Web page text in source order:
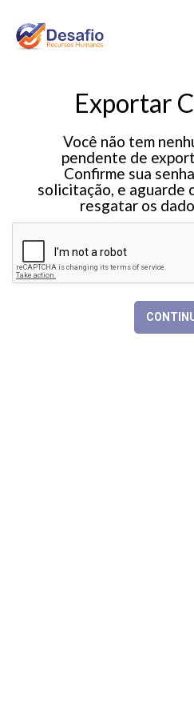
Exportar
Você não tem
pendente de
Confirme sua
solicitação, e aguarde
resgatar os